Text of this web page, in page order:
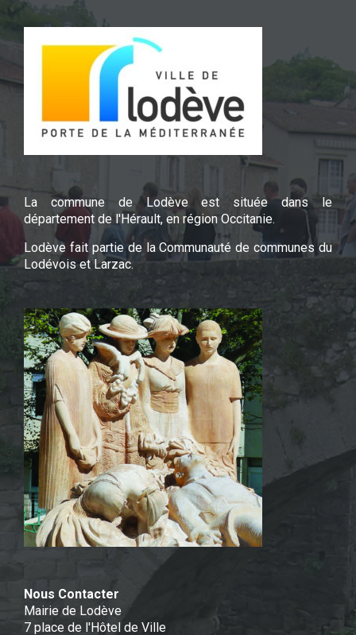
La commune de Lodève est située dans le
département de l'Hérault, en région Occitanie.
Lodève fait partie de la Communauté de communes du
Lodévois et Larzac.
Nous Contacter
Mairie de Lodève
7 place de l'Hôtel de Ville